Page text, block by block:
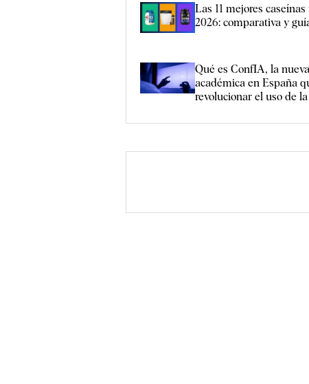
Las 11 mejores
2026: comparativa y
Qué es ConfIA, la
académica en España
revolucionar el uso de